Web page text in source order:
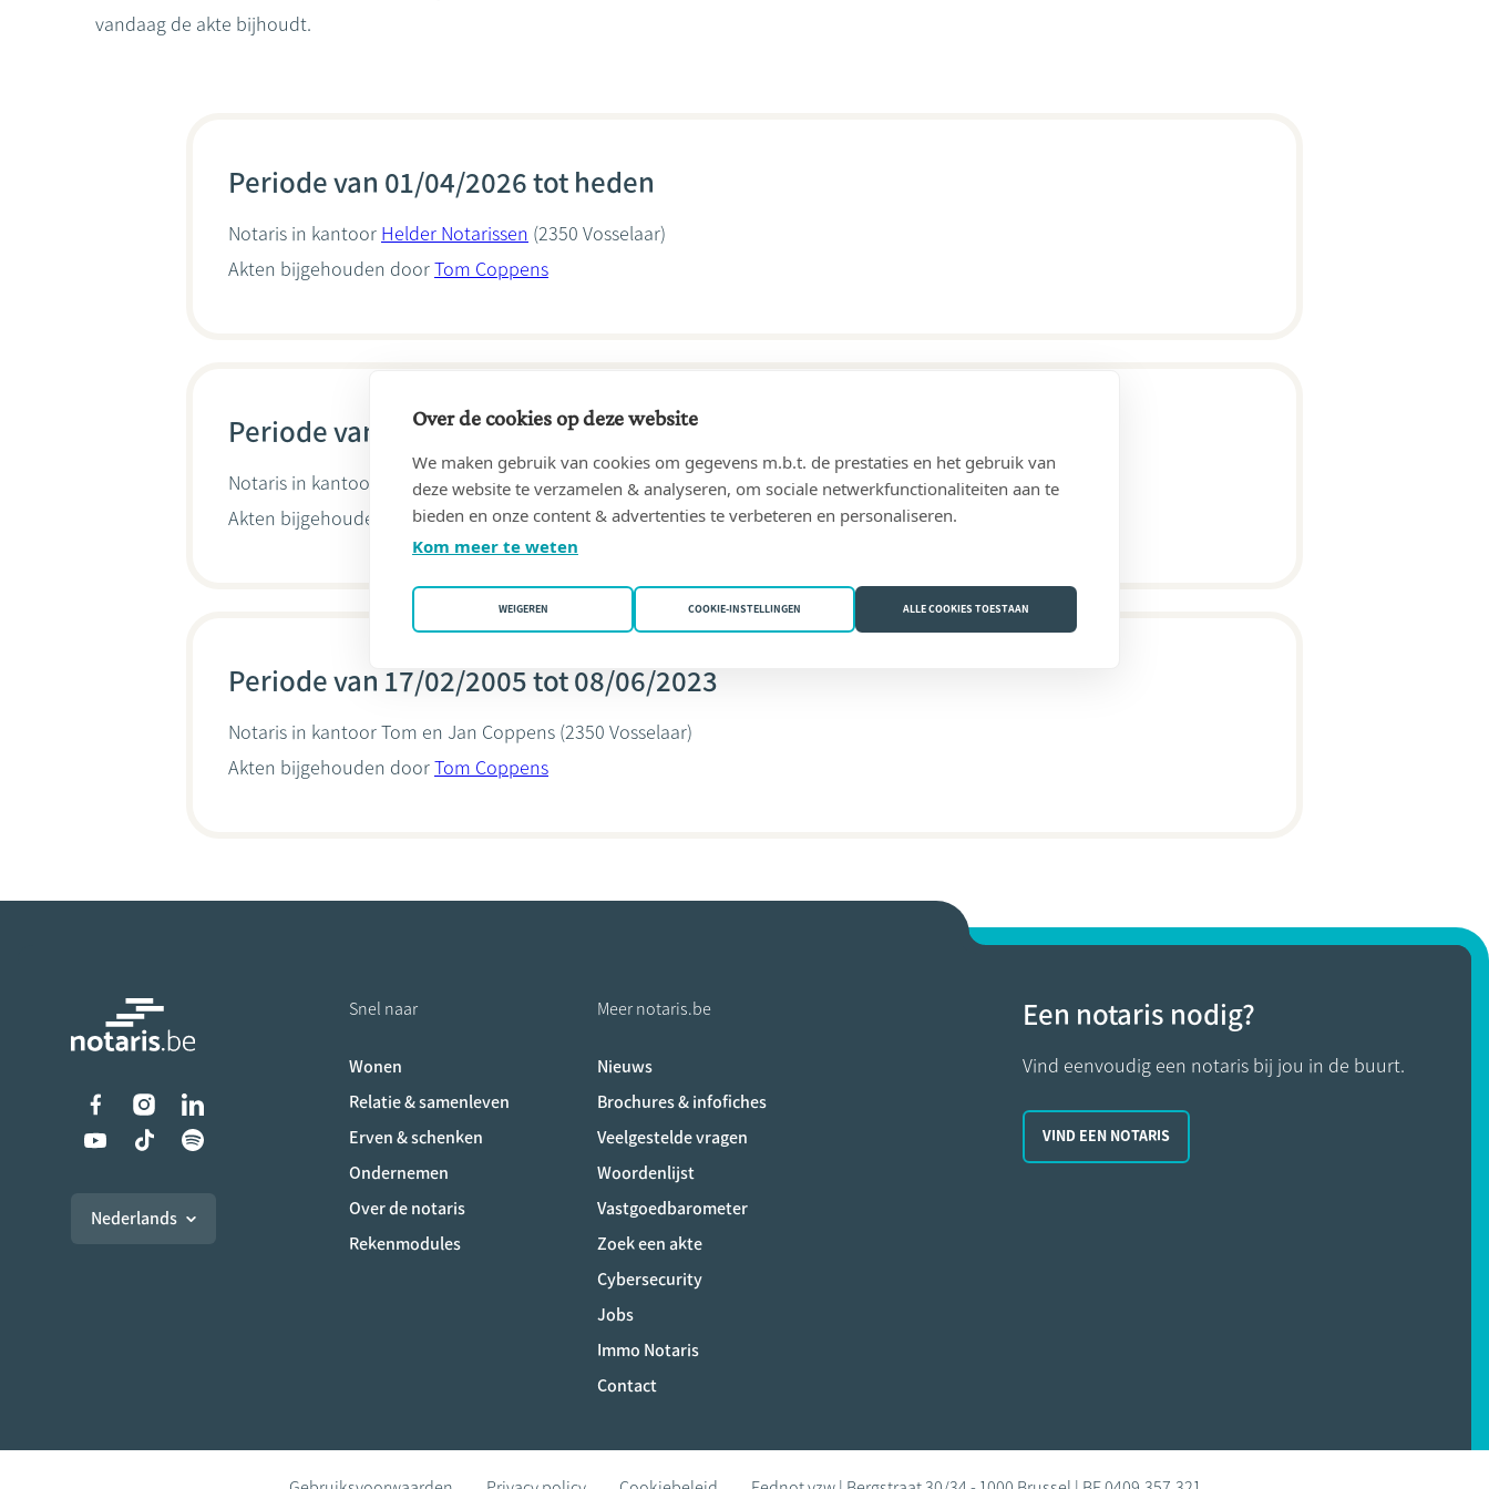
vandaag de akte bijhoudt.
Periode van 01/04/2026 tot heden
Notaris in kantoor Helder Notarissen (2350 Vosselaar)
Akten bijgehouden doorTom Coppens
Periode van 01/09/2023 tot 31/03/2026
Notaris in kantoor Tom en Jan Coppens(2350 Vosselaar)
Akten bijgehouden doorTom Coppens
Periode van 17/02/2005 tot 08/06/2023
Notaris in kantoorTom en Jan Coppens (2350 Vosselaar)
Akten bijgehouden doorTom Coppens
Liens vers les réseaux sociaux
Nederlands
Snel naar
Wonen
Relatie & samenleven
Erven & schenken
Ondernemen
Over de notaris
Rekenmodules
Meer notaris.be
Nieuws
Brochures & infofiches
Veelgestelde vragen
Woordenlijst
Vastgoedbarometer
Zoek een akte
Cybersecurity
Jobs
Immo Notaris
Contact
Een notaris nodig?
Vind eenvoudig een notaris bij jou in de buurt.
VIND EEN NOTARIS
Over de cookies op deze website
We maken gebruik van cookies om gegevens m.b.t. de prestaties en het gebruik van
deze website te verzamelen & analyseren, om sociale netwerkfunctionaliteiten aan te
bieden en onze content & advertenties te verbeteren en personaliseren.
Kom meer te weten
WEIGEREN COOKIE-INSTELLINGEN ALLE COOKIES TOESTAAN